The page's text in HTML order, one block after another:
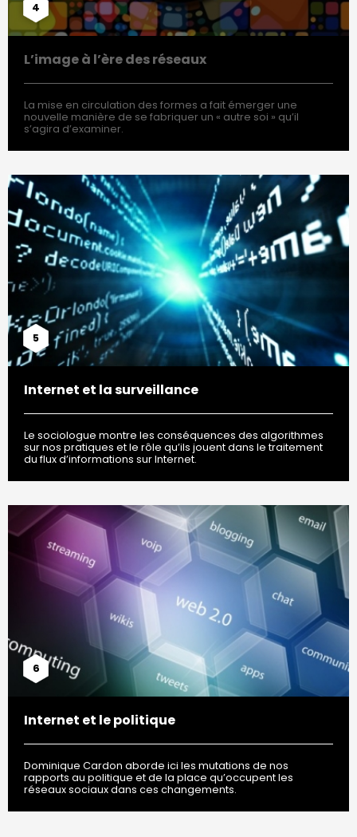
4
L’image à l’ère des réseaux
La mise en circulation des formes a fait émerger une
nouvelle manière de se fabriquer un « autre soi » qu’il
s’agira d’examiner.
5
Internet et la surveillance
Le sociologue montre les conséquences des algorithmes
sur nos pratiques et le rôle qu’ils jouent dans le traitement
du flux d’informations sur Internet.
6
Internet et le politique
Dominique Cardon aborde ici les mutations de nos
rapports au politique et de la place qu’occupent les
réseaux sociaux dans ces changements.